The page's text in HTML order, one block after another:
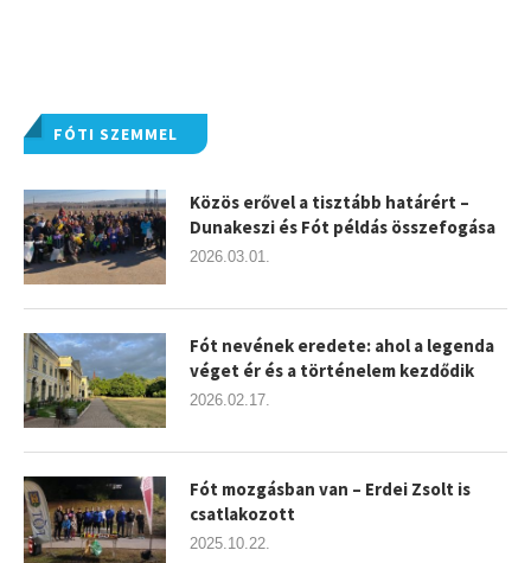
FÓTI SZEMMEL
Közös erővel a tisztább határért –
Dunakeszi és Fót példás összefogása
2026.03.01.
Fót nevének eredete: ahol a legenda
véget ér és a történelem kezdődik
2026.02.17.
Fót mozgásban van – Erdei Zsolt is
csatlakozott
2025.10.22.